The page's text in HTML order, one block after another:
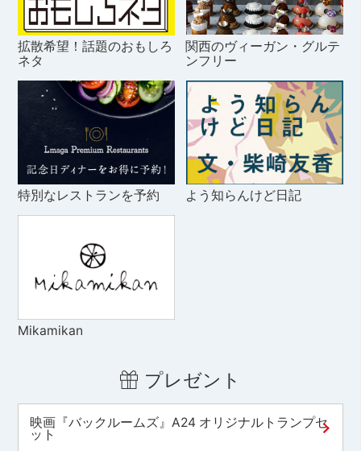
拡散希望！話題のおもしろ
ネタ
関西のヴィーガン・グルテ
ンフリー
特別なレストランを予約 よう知らんけど日記
Mikamikan
プレゼント
映画『バックルームズ』A24 オリジナルトランプセ
ット